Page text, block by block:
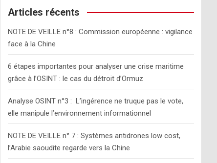
c
Articles récents
NOTE DE VEILLE n°8 : Commission européenne : vigilance
face à la Chine
6 étapes importantes pour analyser une crise maritime
grâce à l’OSINT : le cas du détroit d’Ormuz
Analyse OSINT n°3 : L’ingérence ne truque pas le vote,
elle manipule l’environnement informationnel
NOTE DE VEILLE n° 7 : Systèmes antidrones low cost,
l’Arabie saoudite regarde vers la Chine